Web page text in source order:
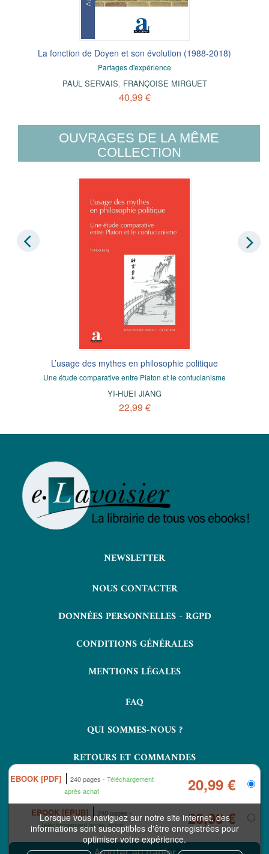
Lorsque vous naviguez sur notre site internet, des
informations sont susceptibles d'être enregistrées pour
optimiser votre expérience.
EBOOK [PDF] 240 pages
Téléchargement
après achat
20,99 €
EBOOK [EPUB]
240 pages
Téléchargement après achat
20,99 €
La fonction de Doyen et son évolution (1988-2018)
Partages d'expérience
PAUL SERVAIS, FRANÇOISE MIRGUET
40,99 €
OUVRAGES DE LA MÊME
COLLECTION
L’usage des mythes en philosophie politique
Une étude comparative entre Platon et le confucianisme
YI-HUEI JIANG
22,99 €
NEWSLETTER
NOUS CONTACTER
DONNÉES PERSONNELLES - RGPD
CONDITIONS GÉNÉRALES
MENTIONS LÉGALES
FAQ
QUI SOMMES-NOUS ?
RETOURS ET COMMANDES
COPYRIGHT © 2026 LAVOISIER ET NUXOS PUBLISHING TECHNOLOGIES.